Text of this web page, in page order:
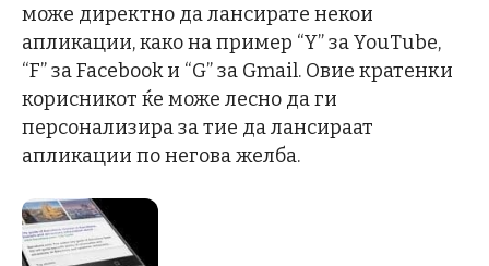
може директно да лансирате некои
апликации, како на пример “Y” за YouTube,
“F” за Facebook и “G” за Gmail. Овие кратенки
корисникот ќе може лесно да ги
персонализира за тие да лансираат
апликации по негова желба.